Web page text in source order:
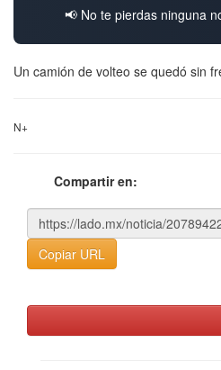
📢 No te pierdas ninguna
Un camión de volteo se quedó sin
N+
Compartir en:
Copiar URL